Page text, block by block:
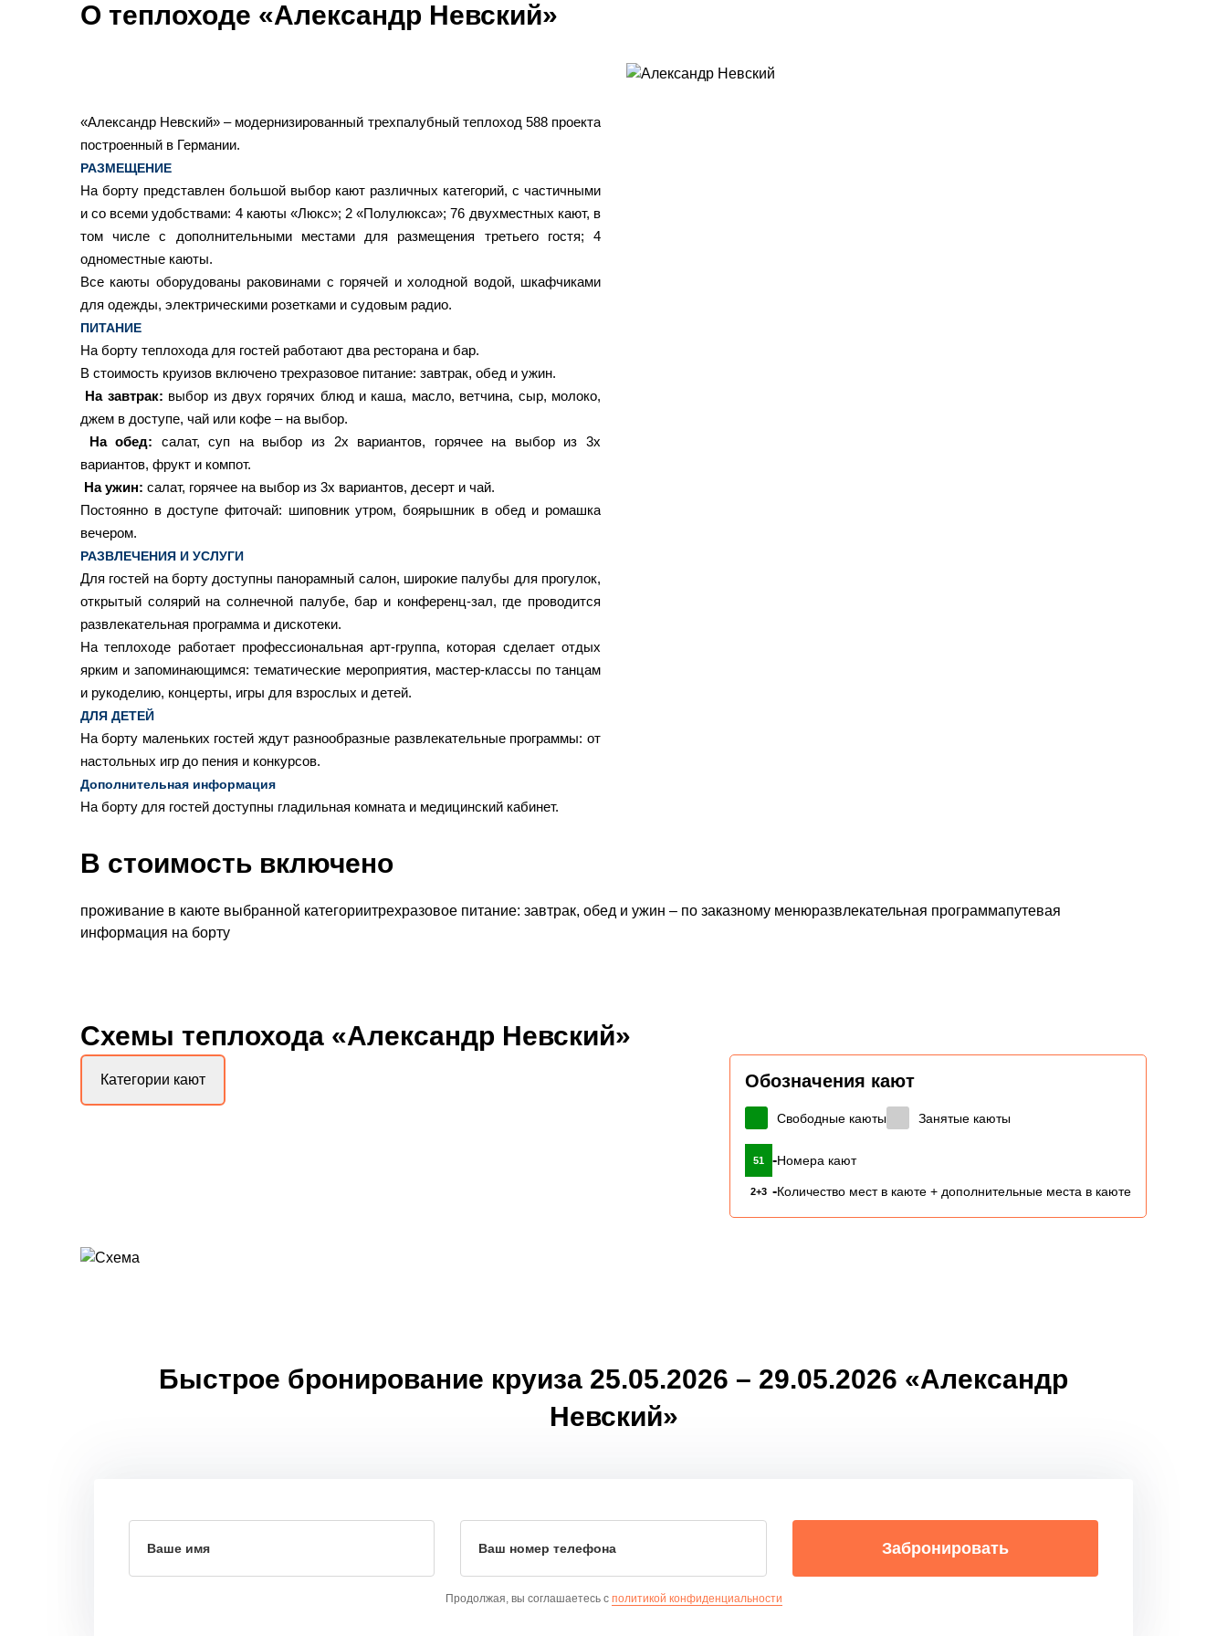
О теплоходе «Александр Невский»
«Александр Невский» – модернизированный трехпалубный теплоход 588 проекта
построенный в Германии.
РАЗМЕЩЕНИЕ
На борту представлен большой выбор кают различных категорий, с частичными
и со всеми удобствами: 4 каюты «Люкс»; 2 «Полулюкса»; 76 двухместных кают, в
том числе с дополнительными местами для размещения третьего гостя; 4
одноместные каюты.
Все каюты оборудованы раковинами с горячей и холодной водой, шкафчиками
для одежды, электрическими розетками и судовым радио.
ПИТАНИЕ
На борту теплохода для гостей работают два ресторана и бар.
В стоимость круизов включено трехразовое питание: завтрак, обед и ужин.
На завтрак: выбор из двух горячих блюд и каша, масло, ветчина, сыр, молоко,
джем в доступе, чай или кофе – на выбор.
На обед: салат, суп на выбор из 2х вариантов, горячее на выбор из 3х
вариантов, фрукт и компот.
На ужин: салат, горячее на выбор из 3х вариантов, десерт и чай.
Постоянно в доступе фиточай: шиповник утром, боярышник в обед и ромашка
вечером.
РАЗВЛЕЧЕНИЯ И УСЛУГИ
Для гостей на борту доступны панорамный салон, широкие палубы для прогулок,
открытый солярий на солнечной палубе, бар и конференц-зал, где проводится
развлекательная программа и дискотеки.
На теплоходе работает профессиональная арт-группа, которая сделает отдых
ярким и запоминающимся: тематические мероприятия, мастер-классы по танцам
и рукоделию, концерты, игры для взрослых и детей.
ДЛЯ ДЕТЕЙ
На борту маленьких гостей ждут разнообразные развлекательные программы: от
настольных игр до пения и конкурсов.
Дополнительная информация
На борту для гостей доступны гладильная комната и медицинский кабинет.
В стоимость включено
проживание в каюте выбранной категориитрехразовое питание: завтрак, обед и ужин – по заказному менюразвлекательная программапутевая
информация на борту
Схемы теплохода «Александр Невский»
Обозначения кают
Свободные каюты Занятые каюты
51 -Номера кают
2+3 -Количество мест в каюте + дополнительные места в каюте
Категории кают
Быстрое бронирование круиза 25.05.2026 – 29.05.2026 «Александр
Невский»
Ваше имя Ваш номер телефона Забронировать
Продолжая, вы соглашаетесь с политикой конфиденциальности